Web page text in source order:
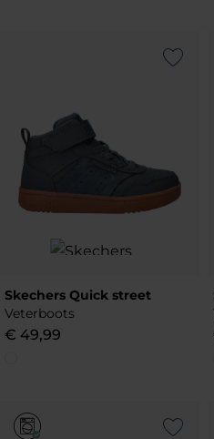
Add to Wishlist
Skechers Quick street
Veterboots
€ 49,99
Add to Wishlist